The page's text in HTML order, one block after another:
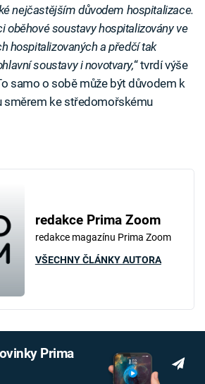
nejčastějším důvodem hospitalizace.
oběhové soustavy hospitalizovány ve
hospitalizovaných a předčí tak
soustavy i novotvary,“ tvrdí výše
samo o sobě může být důvodem k
směrem ke středomořskému
redakce Prima Zoom
redakce magazínu Prima Zoom
VŠECHNY ČLÁNKY AUTORA
Prima